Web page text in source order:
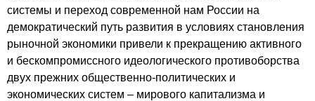
системы и переход современной нам России на
демократический путь развития в условиях становления
рыночной экономики привели к прекращению активного
и бескомпромиссного идеологического противоборства
двух прежних общественно-политических и
экономических систем – мирового капитализма и